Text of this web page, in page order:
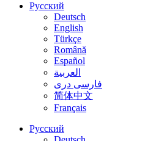
Русский
Deutsch
English
Türkçe
Română
Español
العربية
فارسی دری
简体中文
Français
Русский